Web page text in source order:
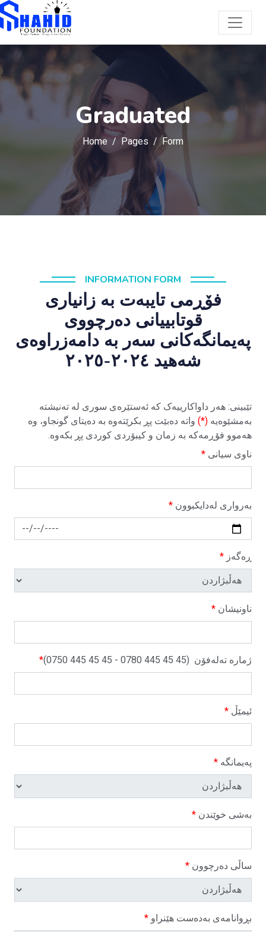
Graduated
Home Pages Form
INFORMATION FORM
فۆڕمی تایبەت بە زانیاری
قوتابییانی دەرچووی
پەیمانگەکانی سەر بە دامەزراوەی
شەهید ٢٠٢٤-٢٠٢٥
تێبینی: هەر داواکارییەک کە ئەستێرەی سوری لە تەنیشتە
بەمشێوەیە (*) واتە دەبێت پڕ بکرێتەوە بە دەیتای گونجاو، وە
هەموو فۆڕمەکە بە زمان و کیبۆردی کوردی پڕ بکەوە.
ناوی سیانی *
بەرواری لەدایکبوون *
ڕەگەز *
ناونیشان *
ژمارە تەلەفۆن (0750 445 45 45 - 0780 445 45 45)
*
ئیمێڵ *
پەیمانگە *
بەشی خوێندن *
ساڵی دەرچوون *
بڕوانامەی بەدەست هێنراو *